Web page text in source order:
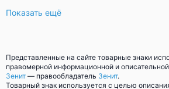
Показать ещё
Представленные на сайте товарные знаки
правомерной информационной и
Зенит — правообладатель Зенит.
Товарный знак используется с целью